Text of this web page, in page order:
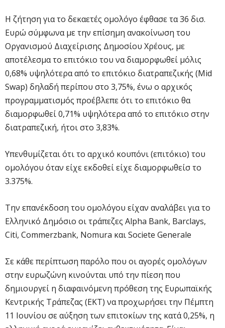
Η ζήτηση για το δεκαετές ομολόγο έφθασε τα 36 δισ.
Ευρώ σύμφωνα με την επίσημη ανακοίνωση του
Οργανισμού Διαχείρισης Δημοσίου Χρέους, με
αποτέλεσμα το επιτόκιο του να διαμορφωθεί μόλις
0,68% υψηλότερα από το επιτόκιο διατραπεζικής (Mid
Swap) δηλαδή περίπου στο 3,75%, ένω ο αρχικός
προγραμματισμός προέβλεπε ότι το επιτόκιο θα
διαμορφωθεί 0,71% υψηλότερα από το επιτόκιο στην
διατραπεζική, ήτοι στο 3,83%.
Υπενθυμίζεται ότι το αρχικό κουπόνι (επιτόκιο) του
ομολόγου όταν είχε εκδοθεί είχε διαμορφωθείσ το
3.375%.
Την επανέκδοση του ομολόγου είχαν αναλάβει για το
Ελληνικό Δημόσιο οι τράπεζες Alpha Bank, Barclays,
Citi, Commerzbank, Nomura και Societe Generale
Σε κάθε περίπτωση παρόλο που οι αγορές ομολόγων
στην ευρωζώνη κινούνται υπό την πίεση που
δημιουργεί η διαφαινόμενη πρόθεση της Ευρωπαϊκής
Κεντρικής Τράπεζας (ΕΚΤ) να προχωρήσει την Πέμπτη
11 Ιουνίου σε αύξηση των επιτοκίων της κατά 0,25%, η